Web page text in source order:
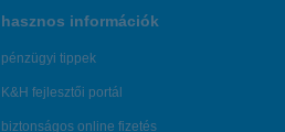
hasznos információk
pénzügyi tippek
K&H fejlesztői portál
biztonságos online fizetés